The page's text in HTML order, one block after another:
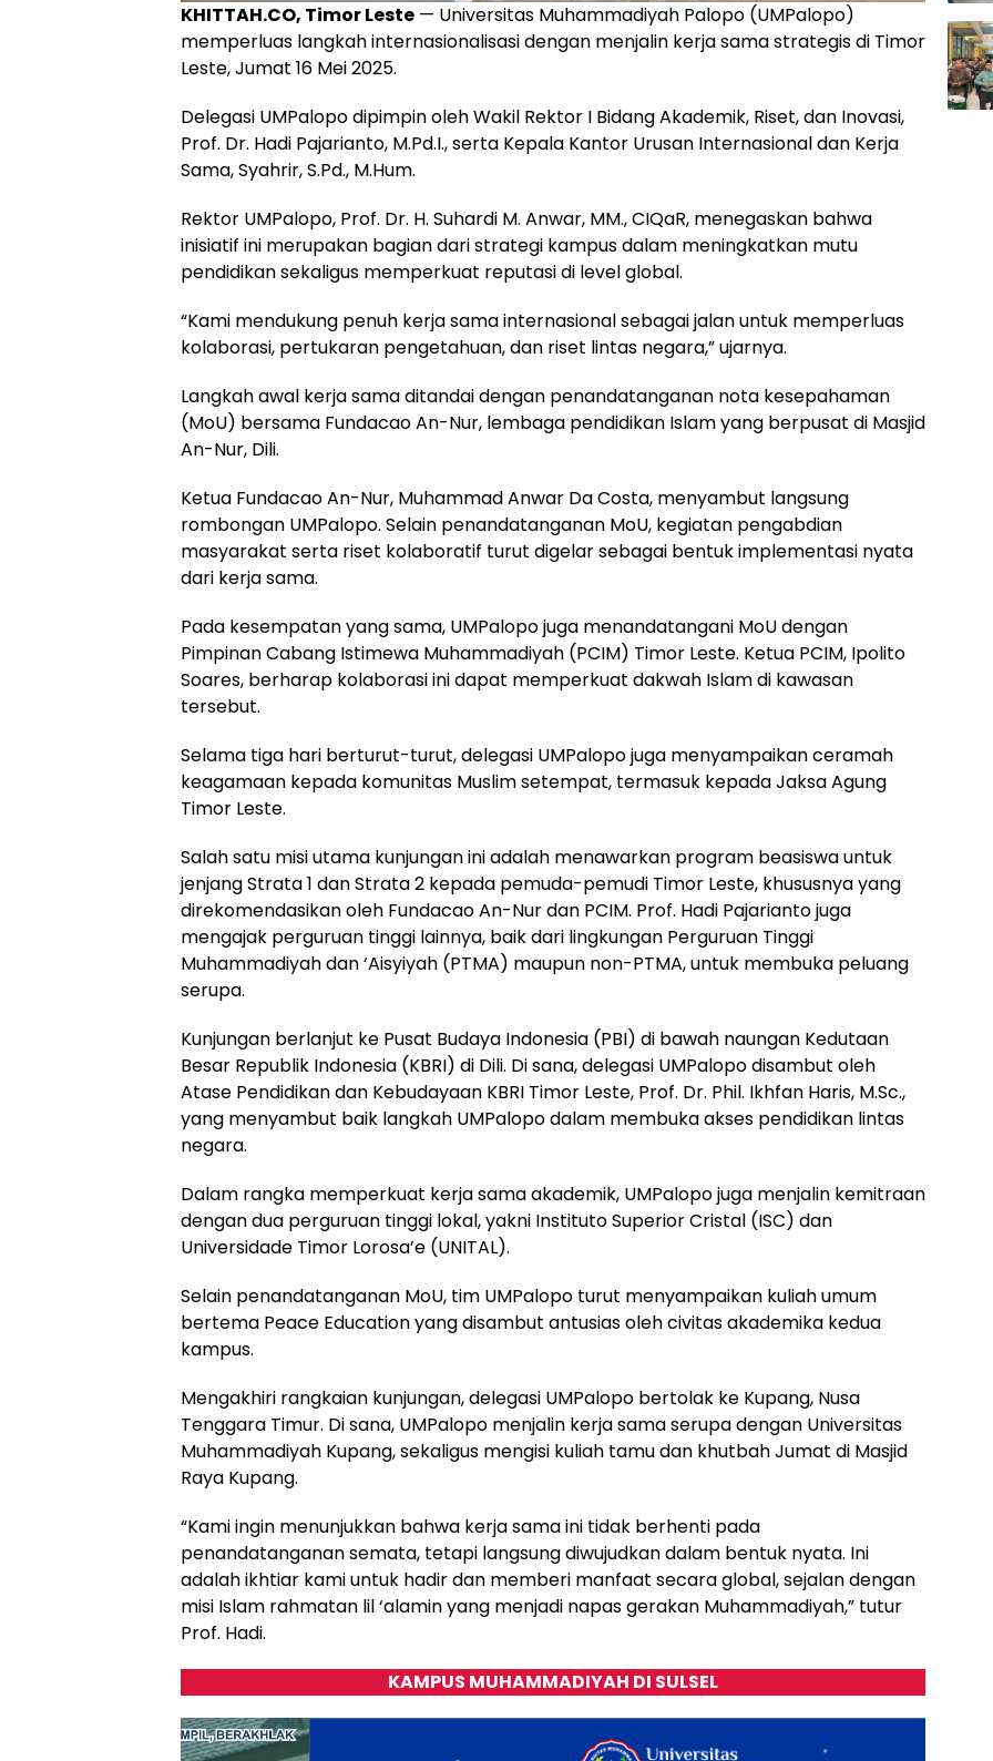
KHITTAH.CO, Timor Leste — Universitas Muhammadiyah Palopo (UMPalopo)
memperluas langkah internasionalisasi dengan menjalin kerja sama strategis di Timor
Leste, Jumat 16 Mei 2025.
Delegasi UMPalopo dipimpin oleh Wakil Rektor I Bidang Akademik, Riset, dan Inovasi,
Prof. Dr. Hadi Pajarianto, M.Pd.I., serta Kepala Kantor Urusan Internasional dan Kerja
Sama, Syahrir, S.Pd., M.Hum.
Rektor UMPalopo, Prof. Dr. H. Suhardi M. Anwar, MM., CIQaR, menegaskan bahwa
inisiatif ini merupakan bagian dari strategi kampus dalam meningkatkan mutu
pendidikan sekaligus memperkuat reputasi di level global.
“Kami mendukung penuh kerja sama internasional sebagai jalan untuk memperluas
kolaborasi, pertukaran pengetahuan, dan riset lintas negara,” ujarnya.
Langkah awal kerja sama ditandai dengan penandatanganan nota kesepahaman
(MoU) bersama Fundacao An-Nur, lembaga pendidikan Islam yang berpusat di Masjid
An-Nur, Dili.
Ketua Fundacao An-Nur, Muhammad Anwar Da Costa, menyambut langsung
rombongan UMPalopo. Selain penandatanganan MoU, kegiatan pengabdian
masyarakat serta riset kolaboratif turut digelar sebagai bentuk implementasi nyata
dari kerja sama.
Pada kesempatan yang sama, UMPalopo juga menandatangani MoU dengan
Pimpinan Cabang Istimewa Muhammadiyah (PCIM) Timor Leste. Ketua PCIM, Ipolito
Soares, berharap kolaborasi ini dapat memperkuat dakwah Islam di kawasan
tersebut.
Selama tiga hari berturut-turut, delegasi UMPalopo juga menyampaikan ceramah
keagamaan kepada komunitas Muslim setempat, termasuk kepada Jaksa Agung
Timor Leste.
Salah satu misi utama kunjungan ini adalah menawarkan program beasiswa untuk
jenjang Strata 1 dan Strata 2 kepada pemuda-pemudi Timor Leste, khususnya yang
direkomendasikan oleh Fundacao An-Nur dan PCIM. Prof. Hadi Pajarianto juga
mengajak perguruan tinggi lainnya, baik dari lingkungan Perguruan Tinggi
Muhammadiyah dan ‘Aisyiyah (PTMA) maupun non-PTMA, untuk membuka peluang
serupa.
Kunjungan berlanjut ke Pusat Budaya Indonesia (PBI) di bawah naungan Kedutaan
Besar Republik Indonesia (KBRI) di Dili. Di sana, delegasi UMPalopo disambut oleh
Atase Pendidikan dan Kebudayaan KBRI Timor Leste, Prof. Dr. Phil. Ikhfan Haris, M.Sc.,
yang menyambut baik langkah UMPalopo dalam membuka akses pendidikan lintas
negara.
Dalam rangka memperkuat kerja sama akademik, UMPalopo juga menjalin kemitraan
dengan dua perguruan tinggi lokal, yakni Instituto Superior Cristal (ISC) dan
Universidade Timor Lorosa’e (UNITAL).
Selain penandatanganan MoU, tim UMPalopo turut menyampaikan kuliah umum
bertema Peace Education yang disambut antusias oleh civitas akademika kedua
kampus.
Mengakhiri rangkaian kunjungan, delegasi UMPalopo bertolak ke Kupang, Nusa
Tenggara Timur. Di sana, UMPalopo menjalin kerja sama serupa dengan Universitas
Muhammadiyah Kupang, sekaligus mengisi kuliah tamu dan khutbah Jumat di Masjid
Raya Kupang.
“Kami ingin menunjukkan bahwa kerja sama ini tidak berhenti pada
penandatanganan semata, tetapi langsung diwujudkan dalam bentuk nyata. Ini
adalah ikhtiar kami untuk hadir dan memberi manfaat secara global, sejalan dengan
misi Islam rahmatan lil ‘alamin yang menjadi napas gerakan Muhammadiyah,” tutur
Prof. Hadi.
KAMPUS MUHAMMADIYAH DI SULSEL